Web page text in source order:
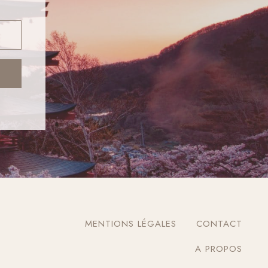
MENTIONS LÉGALES
CONTACT
A PROPOS